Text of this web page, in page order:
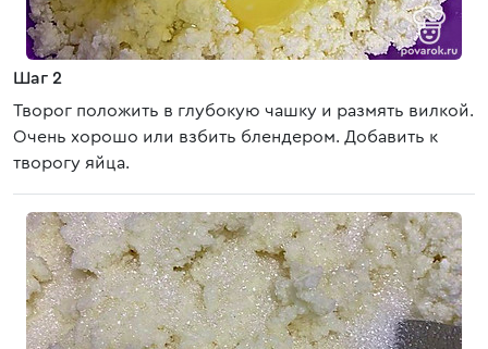
Шаг 2
Творог положить в глубокую чашку и размять вилкой.
Очень хорошо или взбить блендером. Добавить к
творогу яйца.